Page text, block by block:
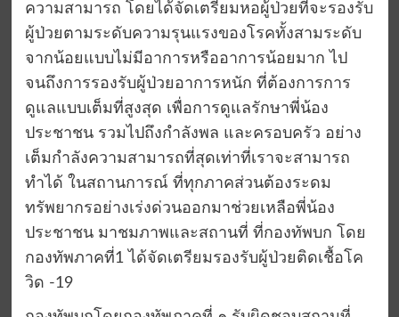
ความสามารถ โดยได้จัดเตรียมหอผู้ป่วยที่จะรองรับ
ผู้ป่วยตามระดับความรุนแรงของโรคทั้งสามระดับ
จากน้อยแบบไม่มีอาการหรืออาการน้อยมาก ไป
จนถึงการรองรับผู้ป่วยอาการหนัก ที่ต้องการการ
ดูแลแบบเต็มที่สูงสุด เพื่อการดูแลรักษาพี่น้อง
ประชาชน รวมไปถึงกำลังพล และครอบครัว อย่าง
เต็มกำลังความสามารถที่สุดเท่าที่เราจะสามารถ
ทำได้ ในสถานการณ์ ที่ทุกภาคส่วนต้องระดม
ทรัพยากรอย่างเร่งด่วนออกมาช่วยเหลือพี่น้อง
ประชาชน มาชมภาพและสถานที่ ที่กองทัพบก โดย
กองทัพภาคที่1 ได้จัดเตรียมรองรับผู้ป่วยติดเชื้อโค
วิด -19